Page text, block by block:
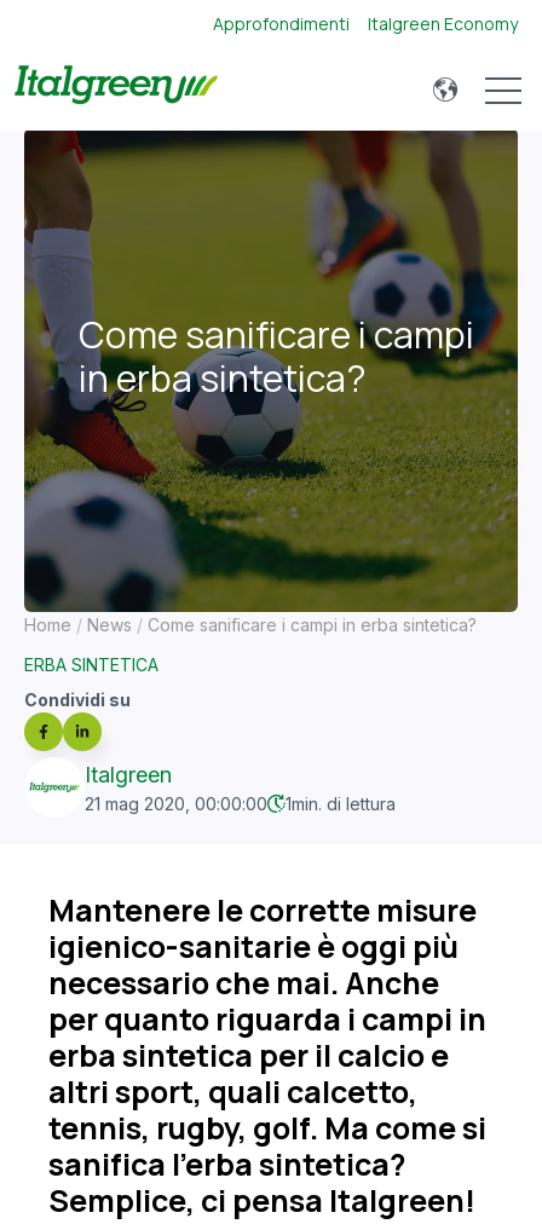
Approfondimenti Italgreen Economy
Open
Home News
Come sanificare i campi in erba sintetica?
ERBA SINTETICA
Condividi su
Italgreen
21 mag 2020, 00:00:00 1min. di lettura
Come sanificare i campi
in erba sintetica?
Mantenere le corrette misure
igienico-sanitarie è oggi più
necessario che mai. Anche
per quanto riguarda i campi in
erba sintetica per il calcio e
altri sport, quali calcetto,
tennis, rugby, golf. Ma come si
sanifica l’erba sintetica?
Semplice, ci pensa Italgreen!